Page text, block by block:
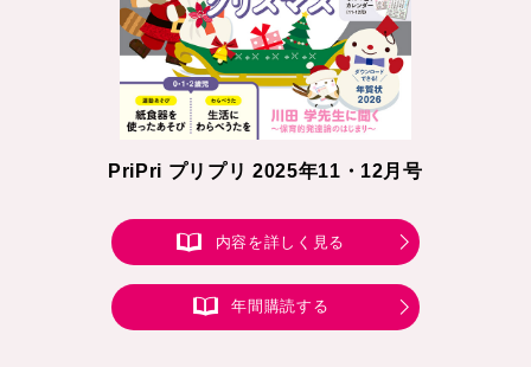
PriPri プリプリ 2025年11・12月号
内容を詳しく見る
年間購読する